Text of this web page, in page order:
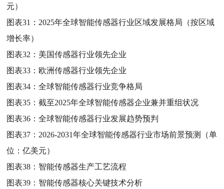
元）
图表31： 2025年全球智能传感器行业区域发展格局（按区域
增长率）
图表32： 美国传感器行业领先企业
图表33： 欧洲传感器行业领先企业
图表34：全球智能传感器行业竞争格局
图表35：截至2025年全球智能传感器企业兼并重组状况
图表36：全球智能传感器行业发展趋势预判
图表37： 2026-2031年全球智能传感器行业市场前景预测（单
位：亿美元）
图表38： 智能传感器生产工艺流程
图表39： 智能传感器核心关键技术分析